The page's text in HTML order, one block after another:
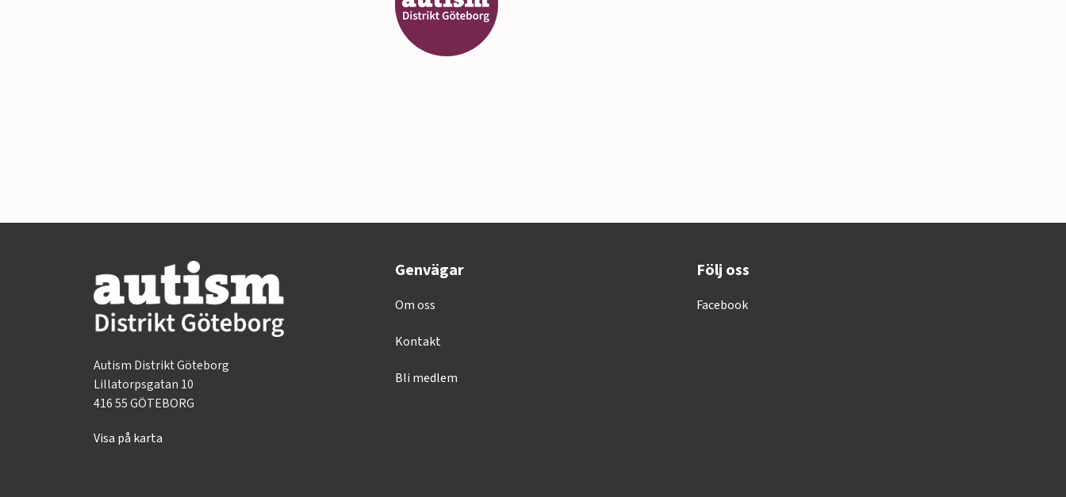
Autism Distrikt Göteborg
Lillatorpsgatan 10
416 55 GÖTEBORG
Visa på karta
Genvägar
Om oss
Kontakt
Bli medlem
Följ oss
Facebook